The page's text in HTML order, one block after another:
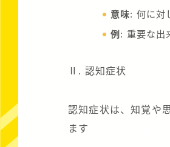
意味: 何に対
例 : 重要な出
Ⅱ. 認知症状
認知症状は、知覚や
ます